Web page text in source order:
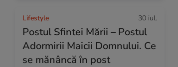
Lifestyle 30 iul.
Postul Sfintei Mării – Postul
Adormirii Maicii Domnului. Ce
se mănâncă în post